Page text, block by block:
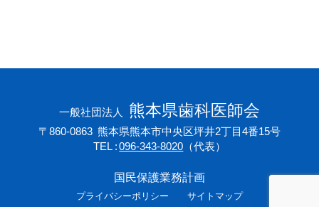
一般社団法人 熊本県歯科医師会
〒860-0863 熊本県熊本市中央区坪井2丁目4番15号
TEL
096-343-8020 （代表）
国民保護業務計画
プライバシーポリシー サイトマップ